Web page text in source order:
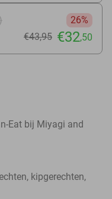
26%
€43,95 €32,50
Eat bij Miyagi and
kipgerechten,